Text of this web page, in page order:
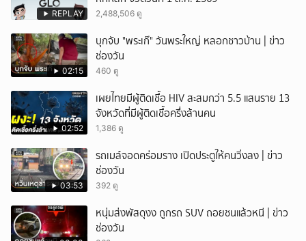
REPLAY 2,488,506 ดู
02:15
บุกจับ "พระเก๊" วันพระใหญ่ หลอกชาวบ้าน | ข่าว
ช่องวัน
460 ดู
02:52
เผยไทยมีผู้ติดเชื้อ HIV สะสมกว่า 5.5 แสนราย 13
จังหวัดที่มีผู้ติดเชื้อครึ่งล้านคน
1,386 ดู
03:53
รถเมล์จอดคร่อมราง เปิดประตูให้คนวิ่งลง | ข่าว
ช่องวัน
392 ดู
หนุ่มส่งพัสดุงง ถูกรถ SUV ถอยชนแล้วหนี | ข่าว
ช่องวัน
ยกเลิก